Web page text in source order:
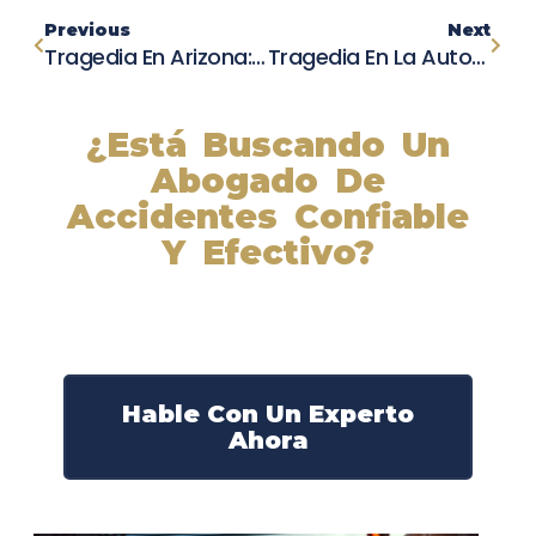
Previous
Tragedia En Arizona: Conductor De Camión Ocasiona Mortal Accidente Mientras Usaba TikTok
Next
Tragedia En La Autopista I-17: Tres Personas Pierden La Vida En Un Choque Múltiple
¿Está Buscando Un
Abogado De
Accidentes Confiable
Y Efectivo?
Hable Con Un Experto
Ahora